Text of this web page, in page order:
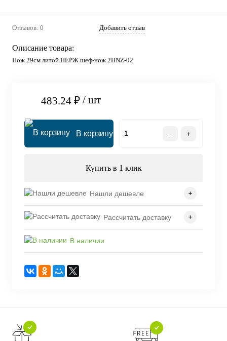
Отзывов: 0 Добавить отзыв
Описание товара:
Нож 29см литой НЕРЖ шеф-нож 2HNZ-02
483.24 ₽ / шт
В корзину
Купить в 1 клик
Нашли дешевле
Рассчитать доставку
В наличии